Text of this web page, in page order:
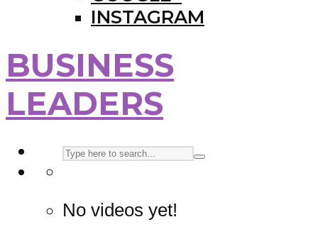
INSTAGRAM
BUSINESS
LEADERS
No videos yet!